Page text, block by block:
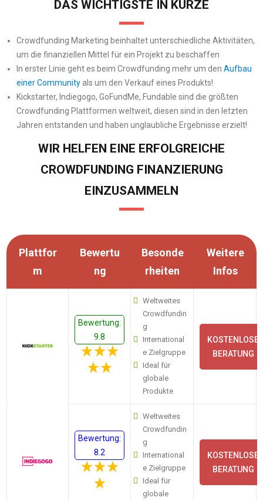
DAS WICHTIGSTE IN KÜRZE
Crowdfunding Marketing beinhaltet unterschiedliche Aktivitäten,
um die finanziellen Mittel für ein Projekt zu beschaffen
In erster Linie geht es beim Crowdfunding mehr um den Aufbau
einer Communityals um den Verkauf eines Produkts!
Kickstarter, Indiegogo, GoFundMe, Fundable sind die größten
Crowdfunding Plattformen weltweit, diesen sind in den letzten
Jahren entstanden und haben unglaubliche Ergebnisse erzielt!
WIR HELFEN EINE ERFOLGREICHE
CROWDFUNDING FINANZIERUNG
EINZUSAMMELN
Plattfor
m
Bewertu
ng
Besonde
rheiten
Weitere
Infos
Bewertung:
9.8
Weltweites
Crowdfundin
g
International
e Zielgruppe
Ideal für
globale
Produkte
KOSTENLOSE
BERATUNG
Bewertung:
8.2
Weltweites
Crowdfundin
g
International
e Zielgruppe
Ideal für
globale
KOSTENLOSE
BERATUNG